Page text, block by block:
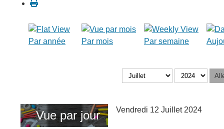
Par année Par mois Par semaine
Vue par jour Vendredi 12 Juillet 2024